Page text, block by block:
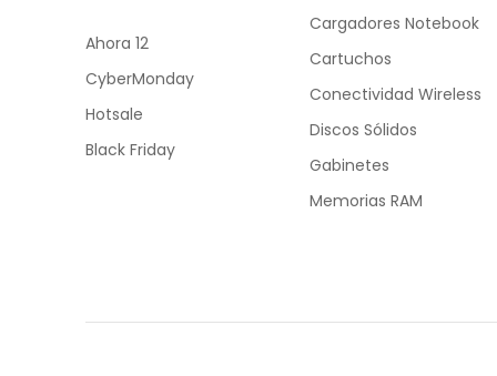
Ahora 12
CyberMonday
Hotsale
Black Friday
Cargadores Notebook
Cartuchos
Conectividad Wireless
Discos Sólidos
Gabinetes
Memorias RAM